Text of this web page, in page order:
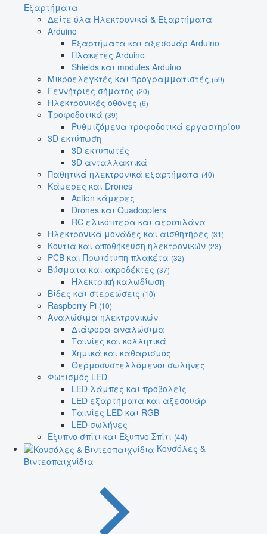
Εξαρτήματα
Δείτε όλα Ηλεκτρονικά & Εξαρτήματα
Arduino
Εξαρτήματα και αξεσουάρ Arduino
Πλακέτες Arduino
Shields και modules Arduino
Μικροελεγκτές και προγραμματιστές (59)
Γεννήτριες σήματος (20)
Ηλεκτρονικές οθόνες (6)
Τροφοδοτικά (39)
Ρυθμιζόμενα τροφοδοτικά εργαστηρίου
3D εκτύπωση
3D εκτυπωτές
3D ανταλλακτικά
Παθητικά ηλεκτρονικά εξαρτήματα (40)
Κάμερες και Drones
Action κάμερες
Drones και Quadcopters
RC ελικόπτερα και αεροπλάνα
Ηλεκτρονικά μονάδες και αισθητήρες (31)
Κουτιά και αποθήκευση ηλεκτρονικών (23)
PCB και Πρωτότυπη πλακέτα (32)
Βύσματα και ακροδέκτες (37)
Ηλεκτρική καλωδίωση
Βίδες και στερεώσεις (10)
Raspberry Pi (10)
Αναλώσιμα ηλεκτρονικών
Διάφορα αναλώσιμα
Ταινίες και κολλητικά
Χημικά και καθαρισμός
Θερμοσυστελλόμενοι σωλήνες
Φωτισμός LED
LED λάμπες και προβολείς
LED εξαρτήματα και αξεσουάρ
Ταινίες LED και RGB
LED σωλήνες
Έξυπνο σπίτι και Έξυπνο Σπίτι (44)
Κονσόλες &
Βιντεοπαιχνίδια